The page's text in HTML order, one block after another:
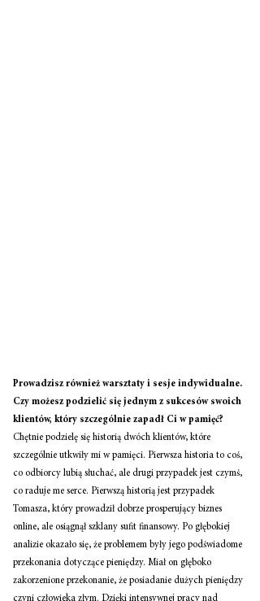
Prowadzisz również warsztaty i sesje indywidualne.
Czy możesz podzielić się jednym z sukcesów swoich
klientów, który szczególnie zapadł Ci w pamięć?
Chętnie podzielę się historią dwóch klientów, które
szczególnie utkwiły mi w pamięci. Pierwsza historia to coś,
co odbiorcy lubią słuchać, ale drugi przypadek jest czymś,
co raduje me serce. Pierwszą historią jest przypadek
Tomasza, który prowadził dobrze prosperujący biznes
online, ale osiągnął szklany sufit finansowy. Po głębokiej
analizie okazało się, że problemem były jego podświadome
przekonania dotyczące pieniędzy. Miał on głęboko
zakorzenione przekonanie, że posiadanie dużych pieniędzy
czyni człowieka złym. Dzięki intensywnej pracy nad